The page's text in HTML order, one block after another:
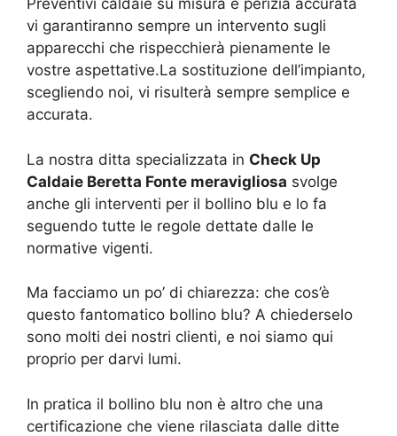
Preventivi caldaie su misura e perizia accurata
vi garantiranno sempre un intervento sugli
apparecchi che rispecchierà pienamente le
vostre aspettative.La sostituzione dell’impianto,
scegliendo noi, vi risulterà sempre semplice e
accurata.
La nostra ditta specializzata in Check Up
Caldaie Beretta Fonte meravigliosa svolge
anche gli interventi per il bollino blu e lo fa
seguendo tutte le regole dettate dalle le
normative vigenti.
Ma facciamo un po’ di chiarezza: che cos’è
questo fantomatico bollino blu? A chiederselo
sono molti dei nostri clienti, e noi siamo qui
proprio per darvi lumi.
In pratica il bollino blu non è altro che una
certificazione che viene rilasciata dalle ditte